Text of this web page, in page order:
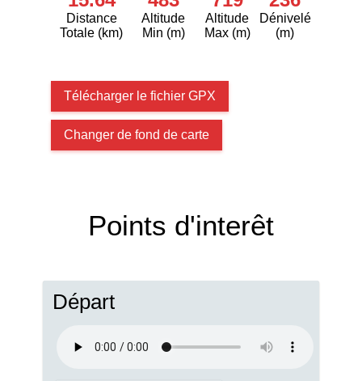
Distance
Totale (km)
Altitude
Min (m)
Altitude
Max (m)
Dénivelé
(m)
Télécharger le fichier GPX
Changer de fond de carte
Points d'interêt
Départ